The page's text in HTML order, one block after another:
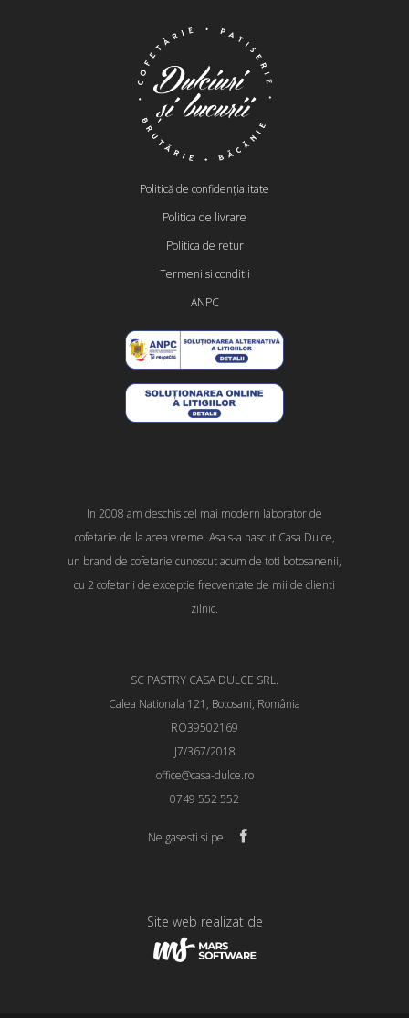
Politică de confidențialitate
Politica de livrare
Politica de retur
Termeni si conditii
ANPC
In 2008 am deschis cel mai modern laborator de
cofetarie de la acea vreme. Asa s-a nascut Casa Dulce,
un brand de cofetarie cunoscut acum de toti botosanenii,
cu 2 cofetarii de exceptie frecventate de mii de clienti
zilnic.
SC PASTRY CASA DULCE SRL.
Calea Nationala 121, Botosani, România
RO39502169
J7/367/2018
office@casa-dulce.ro
0749 552 552
Ne gasesti si pe
Site web realizat de